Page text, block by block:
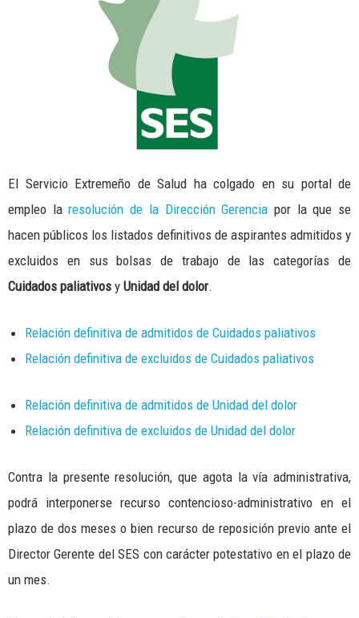
El Servicio Extremeño de Salud ha colgado en su portal de
empleo laresolución de la Dirección Gerencia por la que se
hacen públicos los listados definitivos de aspirantes admitidos y
excluidos en sus bolsas de trabajo de las categorías de
Cuidados paliativos y Unidad del dolor.
Relación definitiva de admitidos de Cuidados paliativos
Relación definitiva de excluidos de Cuidados paliativos
Relación definitiva de admitidos de Unidad del dolor
Relación definitiva de excluidos de Unidad del dolor
Contra la presente resolución, que agota la vía administrativa,
podrá interponerse recurso contencioso-administrativo en el
plazo de dos meses o bien recurso de reposición previo ante el
Director Gerente del SES con carácter potestativo en el plazo de
un mes.